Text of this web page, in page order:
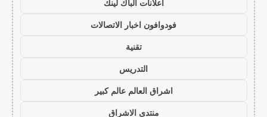
اعلانات الباك لينك
فودوافون اخبار الاتصالات
تقنية
التدريس
اشراق العالم عالم كبير
منتدى الاشراق